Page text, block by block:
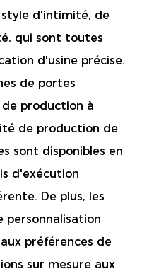
d'intimité, de
qui sont toutes
d'usine précise.
de portes
production à
de production de
sont disponibles en
d'exécution
De plus, les
personnalisation
préférences de
sur mesure aux